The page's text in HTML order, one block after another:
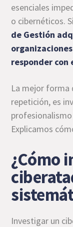
esenciales
o cibernéticos.
de Gestión
responder
La mejor forma
repetición, es
Explicamos
¿Cómo
Investigar un